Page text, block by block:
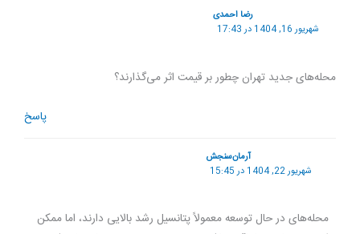
رضا احمدی
شهریور 16, 1404 در 17:43
محله‌های جدید تهران چطور بر قیمت اثر می‌گذارند؟
پاسخ
آرمان‌سنجش
شهریور 22, 1404 در 15:45
محله‌های در حال توسعه معمولاً پتانسیل رشد بالایی دارند، اما ممکن